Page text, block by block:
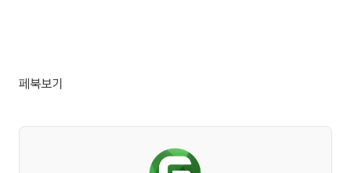
페북보기